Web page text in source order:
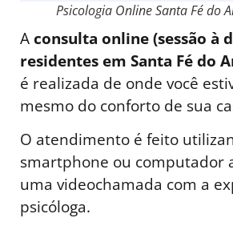
Psicologia Online Santa Fé do
Aconsulta online (sessão à
residentes em Santa Fé do
é realizada de onde você
mesmo do conforto de sua
O atendimento é feito
smartphone ou computador
uma videochamada com a
psicóloga.